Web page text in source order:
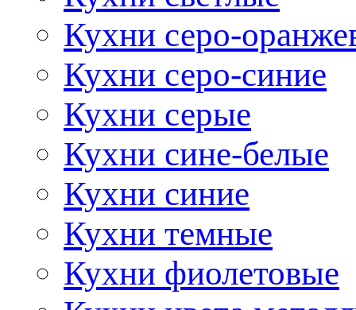
Кухни серо-
Кухни серо-синие
Кухни серые
Кухни сине-белые
Кухни синие
Кухни темные
Кухни фиолетовые